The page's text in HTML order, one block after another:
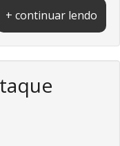
+ continuar lendo